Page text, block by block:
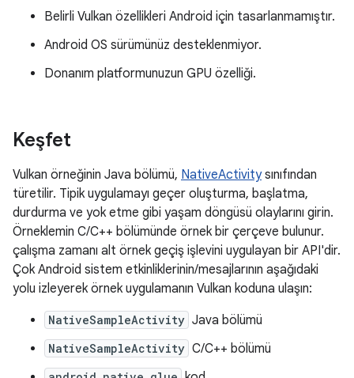
Belirli Vulkan özellikleri Android için tasarlanmamıştır.
Android OS sürümünüz desteklenmiyor.
Donanım platformunuzun GPU özelliği.
Keşfet
Vulkan örneğinin Java bölümü, NativeActivitysınıfından
türetilir. Tipik uygulamayı geçer oluşturma, başlatma,
durdurma ve yok etme gibi yaşam döngüsü olaylarını girin.
Örneklemin C/C++ bölümünde örnek bir çerçeve bulunur.
çalışma zamanı alt örnek geçiş işlevini uygulayan bir API'dir.
Çok Android sistem etkinliklerinin/mesajlarının aşağıdaki
yolu izleyerek örnek uygulamanın Vulkan koduna ulaşın:
NativeSampleActivity Java bölümü
NativeSampleActivity C/C++ bölümü